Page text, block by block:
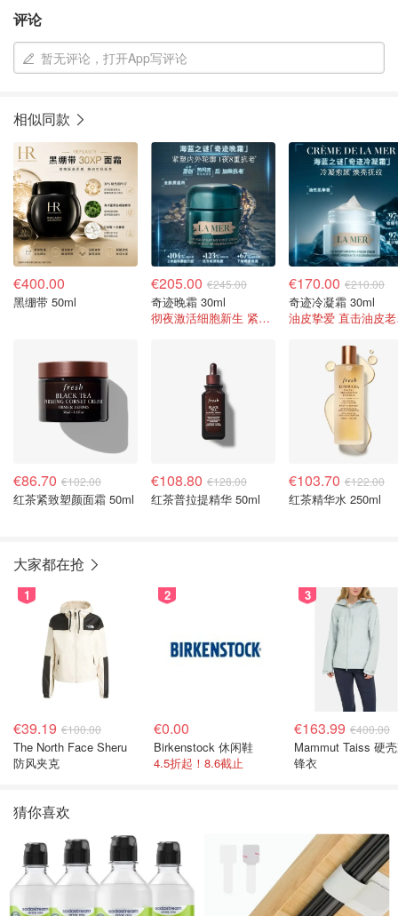
评论
暂无评论，打开App写评论
相似同款
€400.00
黑绷带 50ml
€205.00 €245.00
奇迹晚霜 30ml
彻夜激活细胞新生 紧致内外轮廓
€170.00 €210.00
奇迹冷凝霜 30ml
油
€86.70 €102.00
红茶紧致塑颜面霜 50ml
€108.80 €128.00
红茶普拉提精华 50ml
€103.70 €122.00
红茶精华水 250ml
大家都在抢
1
€39.19 €100.00
The North Face Sheru
防风夹克
2
€0.00
Birkenstock 休闲鞋
4.5折起！8.6截止
3
€163.99 €400.00
Mammut Taiss 硬
锋衣
猜你喜欢